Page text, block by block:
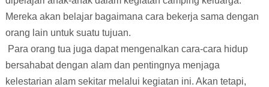
Mereka akan belajar bagaimana cara bekerja sama dengan
orang lain untuk suatu tujuan.
Para orang tua juga dapat mengenalkan cara-cara hidup
bersahabat dengan alam dan pentingnya menjaga
kelestarian alam sekitar melalui kegiatan ini. Akan tetapi,